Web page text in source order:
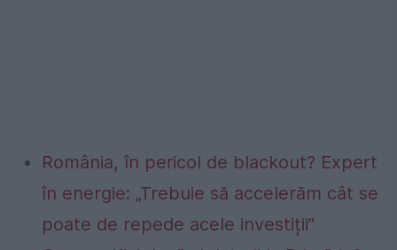
România, în pericol de blackout? Expert
în energie: „Trebuie să accelerăm cât se
poate de repede acele investiții”